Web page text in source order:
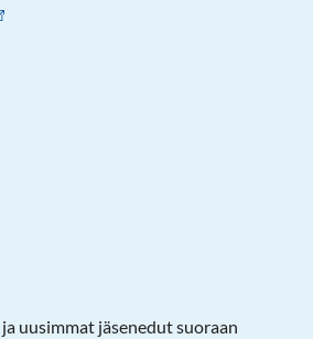
uusimmat jäsenedut suoraan